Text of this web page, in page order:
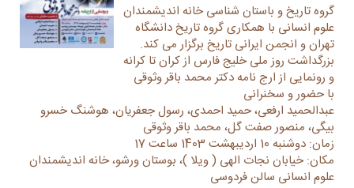
گروه تاریخ و باستان شناسی خانه اندیشمندان
علوم انسانی با همکاری گروه تاریخ دانشگاه
تهران و انجمن ایرانی تاریخ برگزار می کند.
بزرگداشت روز ملی خلیج فارس از کران تا کرانه
و رونمایی از ارج نامه دکتر محمد باقر وثوقی
با حضور و سخنرانی
عبدالحمید ارفعی، حمید احمدی، رسول جعفریان، هوشنگ خسرو
بیگی، منصور صفت گل، محمد باقر وثوقی
زمان: دوشنبه 10 اردیبهشت 1403 ساعت 17
مکان: خیابان نجات الهی ( ویلا )، بوستان ورشو، خانه اندیشمندان
علوم انسانی سالن فردوسی